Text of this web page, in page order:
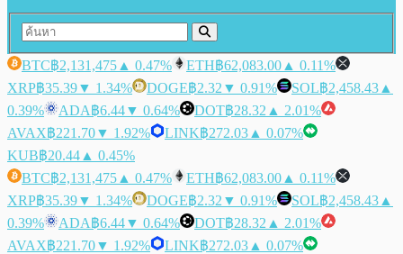
BTC฿2,131,475 ▲ 0.47% ETH฿62,083.00 ▲ 0.11%
XRP฿35.39▼ 1.34% DOGE฿2.32 ▼ 0.91% SOL฿2,458.43 ▲
0.39%
ADA฿6.44▼ 0.64% DOT฿28.32 ▲ 2.01%
AVAX฿221.70▼ 1.92% LINK฿272.03 ▲ 0.07%
KUB฿20.44 ▲ 0.45%
BTC฿2,131,475 ▲ 0.47% ETH฿62,083.00 ▲ 0.11%
XRP฿35.39▼ 1.34% DOGE฿2.32 ▼ 0.91% SOL฿2,458.43 ▲
0.39%
ADA฿6.44▼ 0.64% DOT฿28.32 ▲ 2.01%
AVAX฿221.70▼ 1.92% LINK฿272.03 ▲ 0.07%